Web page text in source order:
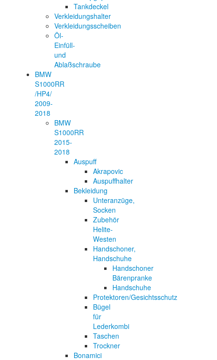
Tankdeckel
Verkleidungshalter
Verkleidungsscheiben
Öl-
Einfüll-
und
Ablaßschraube
BMW
S1000RR
/HP4/
2009-
2018
BMW
S1000RR
2015-
2018
Auspuff
Akrapovic
Auspuffhalter
Bekleidung
Unteranzüge,
Socken
Zubehör
Helite-
Westen
Handschoner,
Handschuhe
Handschoner
Bärenpranke
Handschuhe
Protektoren/Gesichtsschutz
Bügel
für
Lederkombi
Taschen
Trockner
Bonamici